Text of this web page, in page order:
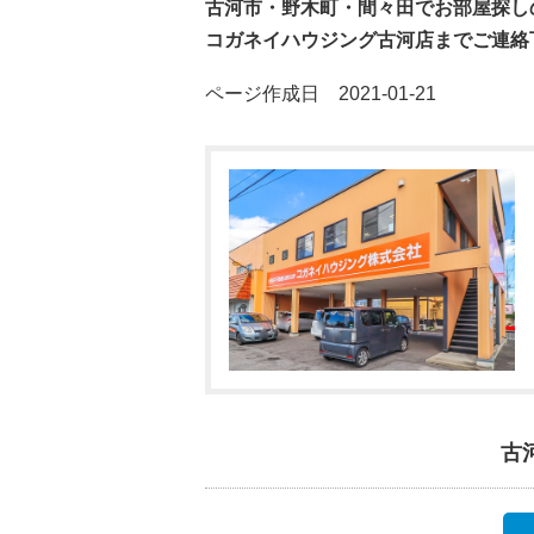
古河市・野木町・間々田でお部屋探し
コガネイハウジング古河店までご連絡
ページ作成日 2021-01-21
古